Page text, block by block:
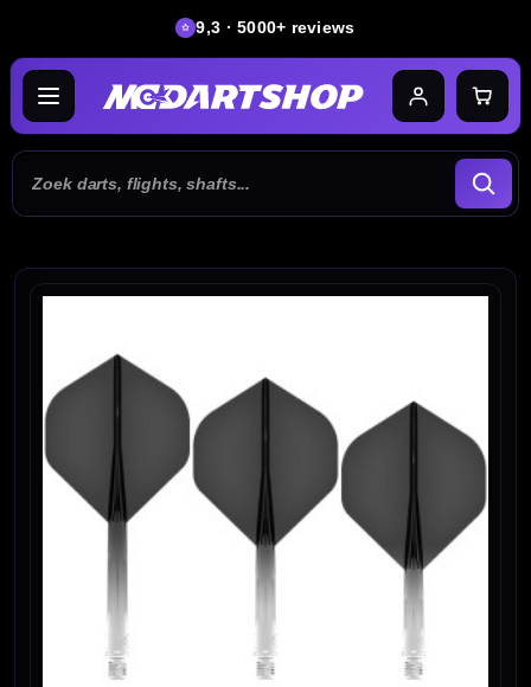
9,3 · 5000+ reviews